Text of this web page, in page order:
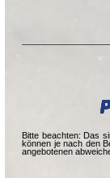
Bitte beachten: Das
können je nach den
angebotenen